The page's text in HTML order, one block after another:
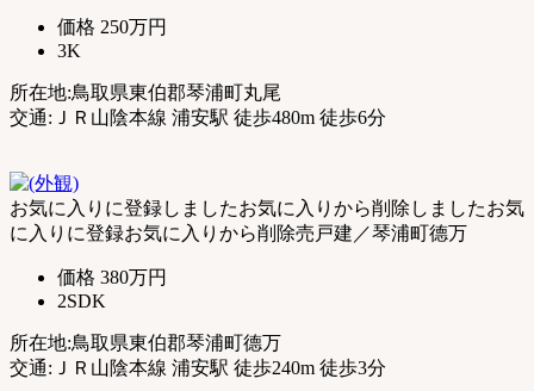
価格 250万円
3K
所在地:鳥取県東伯郡琴浦町丸尾
交通:ＪＲ山陰本線 浦安駅 徒歩480m 徒歩6分
お気に入りに登録しましたお気に入りから削除しましたお気
に入りに登録お気に入りから削除売戸建／琴浦町德万
価格 380万円
2SDK
所在地:鳥取県東伯郡琴浦町德万
交通:ＪＲ山陰本線 浦安駅 徒歩240m 徒歩3分